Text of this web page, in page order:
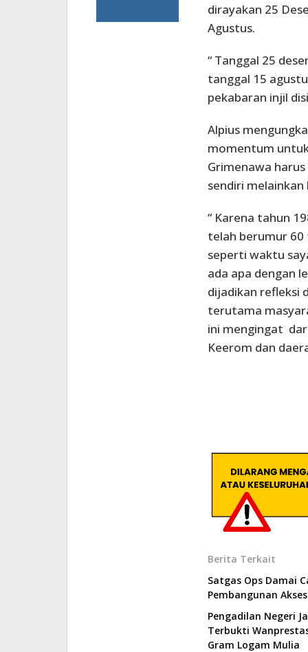
dirayakan 25
Agustus.
“ Tanggal 25
tanggal 15
pekabaran injil
Alpius
momentum
Grimenawa
sendiri
“ Karena tahun
telah berumur
seperti waktu
ada apa dengan
dijadikan refleksi
terutama
ini mengingat
Keerom dan
Berita Terkait
Satgas Ops Damai
Pembangunan
Pengadilan Negeri
Terbukti
Gram Logam Mulia